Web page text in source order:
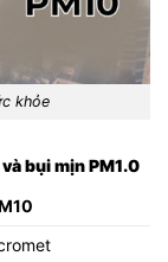
khỏe
bụi mịn PM1.0